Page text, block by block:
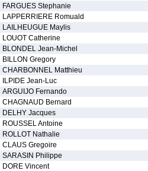
FARGUES Stephanie
LAPPERRIERE Romuald
LAILHEUGUE Maylis
LOUOT Catherine
BLONDEL Jean-Michel
BILLON Gregory
CHARBONNEL Matthieu
ILPIDE Jean-Luc
ARGUIJO Fernando
CHAGNAUD Bernard
DELHY Jacques
ROUSSEL Antoine
ROLLOT Nathalie
CLAUS Gregoire
SARASIN Philippe
DORE Vincent